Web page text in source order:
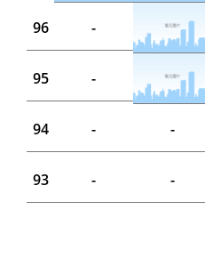
96 -
95 -
94 - -
93 - -